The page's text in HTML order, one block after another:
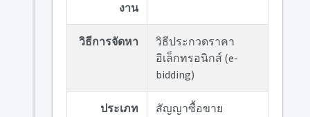
งาน
วิธีการจัดหา
วิธีประกวดราคา
อิเล็กทรอนิกส์ (e-
bidding)
ประเภท
สัญญาซื้อขาย